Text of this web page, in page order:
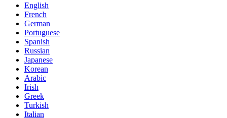
English
French
German
Portuguese
Spanish
Russian
Japanese
Korean
Arabic
Irish
Greek
Turkish
Italian